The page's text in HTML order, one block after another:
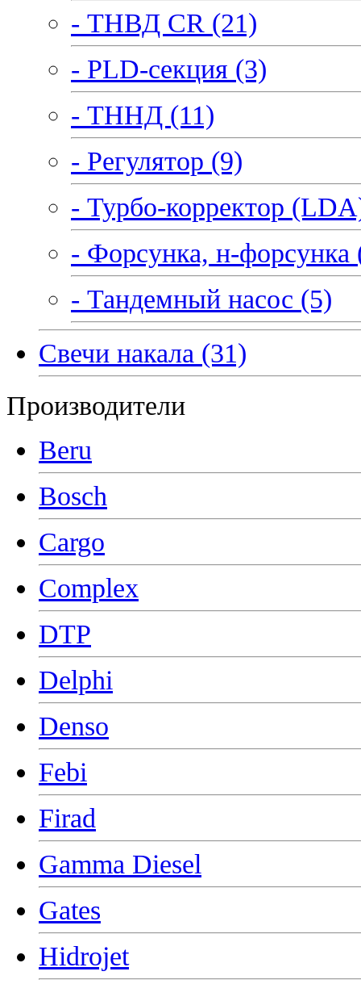
- ТНВД CR (21)
- PLD-секция (3)
- ТННД (11)
- Регулятор (9)
- Турбо-корректор
- Форсунка, н-форсунка
- Тандемный насос (5)
Свечи накала (31)
Производители
Beru
Bosch
Cargo
Complex
DTP
Delphi
Denso
Febi
Firad
Gamma Diesel
Gates
Hidrojet